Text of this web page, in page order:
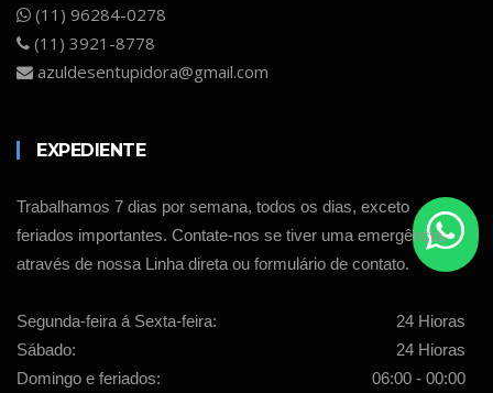
(11) 96284-0278
(11) 3921-8778
azuldesentupidora@gmail.com
EXPEDIENTE
Trabalhamos 7 dias por semana, todos os dias, exceto
feriados importantes. Contate-nos se tiver uma emergência,
através de nossa Linha direta ou formulário de contato.
Segunda-feira á Sexta-feira:
24 Hioras
Sábado:
24 Hioras
Domingo e feriados:
06:00 - 00:00